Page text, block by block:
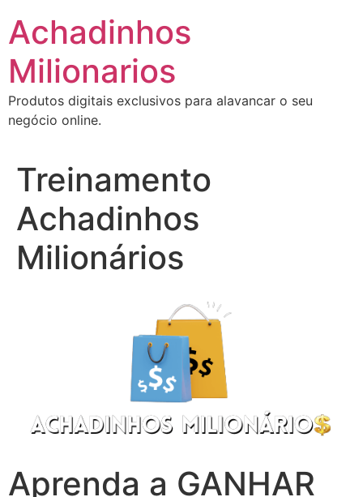
para
conteúdo
Achadinhos
Milionarios
Produtos digitais exclusivos para alavancar o seu
negócio online.
Treinamento
Achadinhos
Milionários
Aprenda a GANHAR